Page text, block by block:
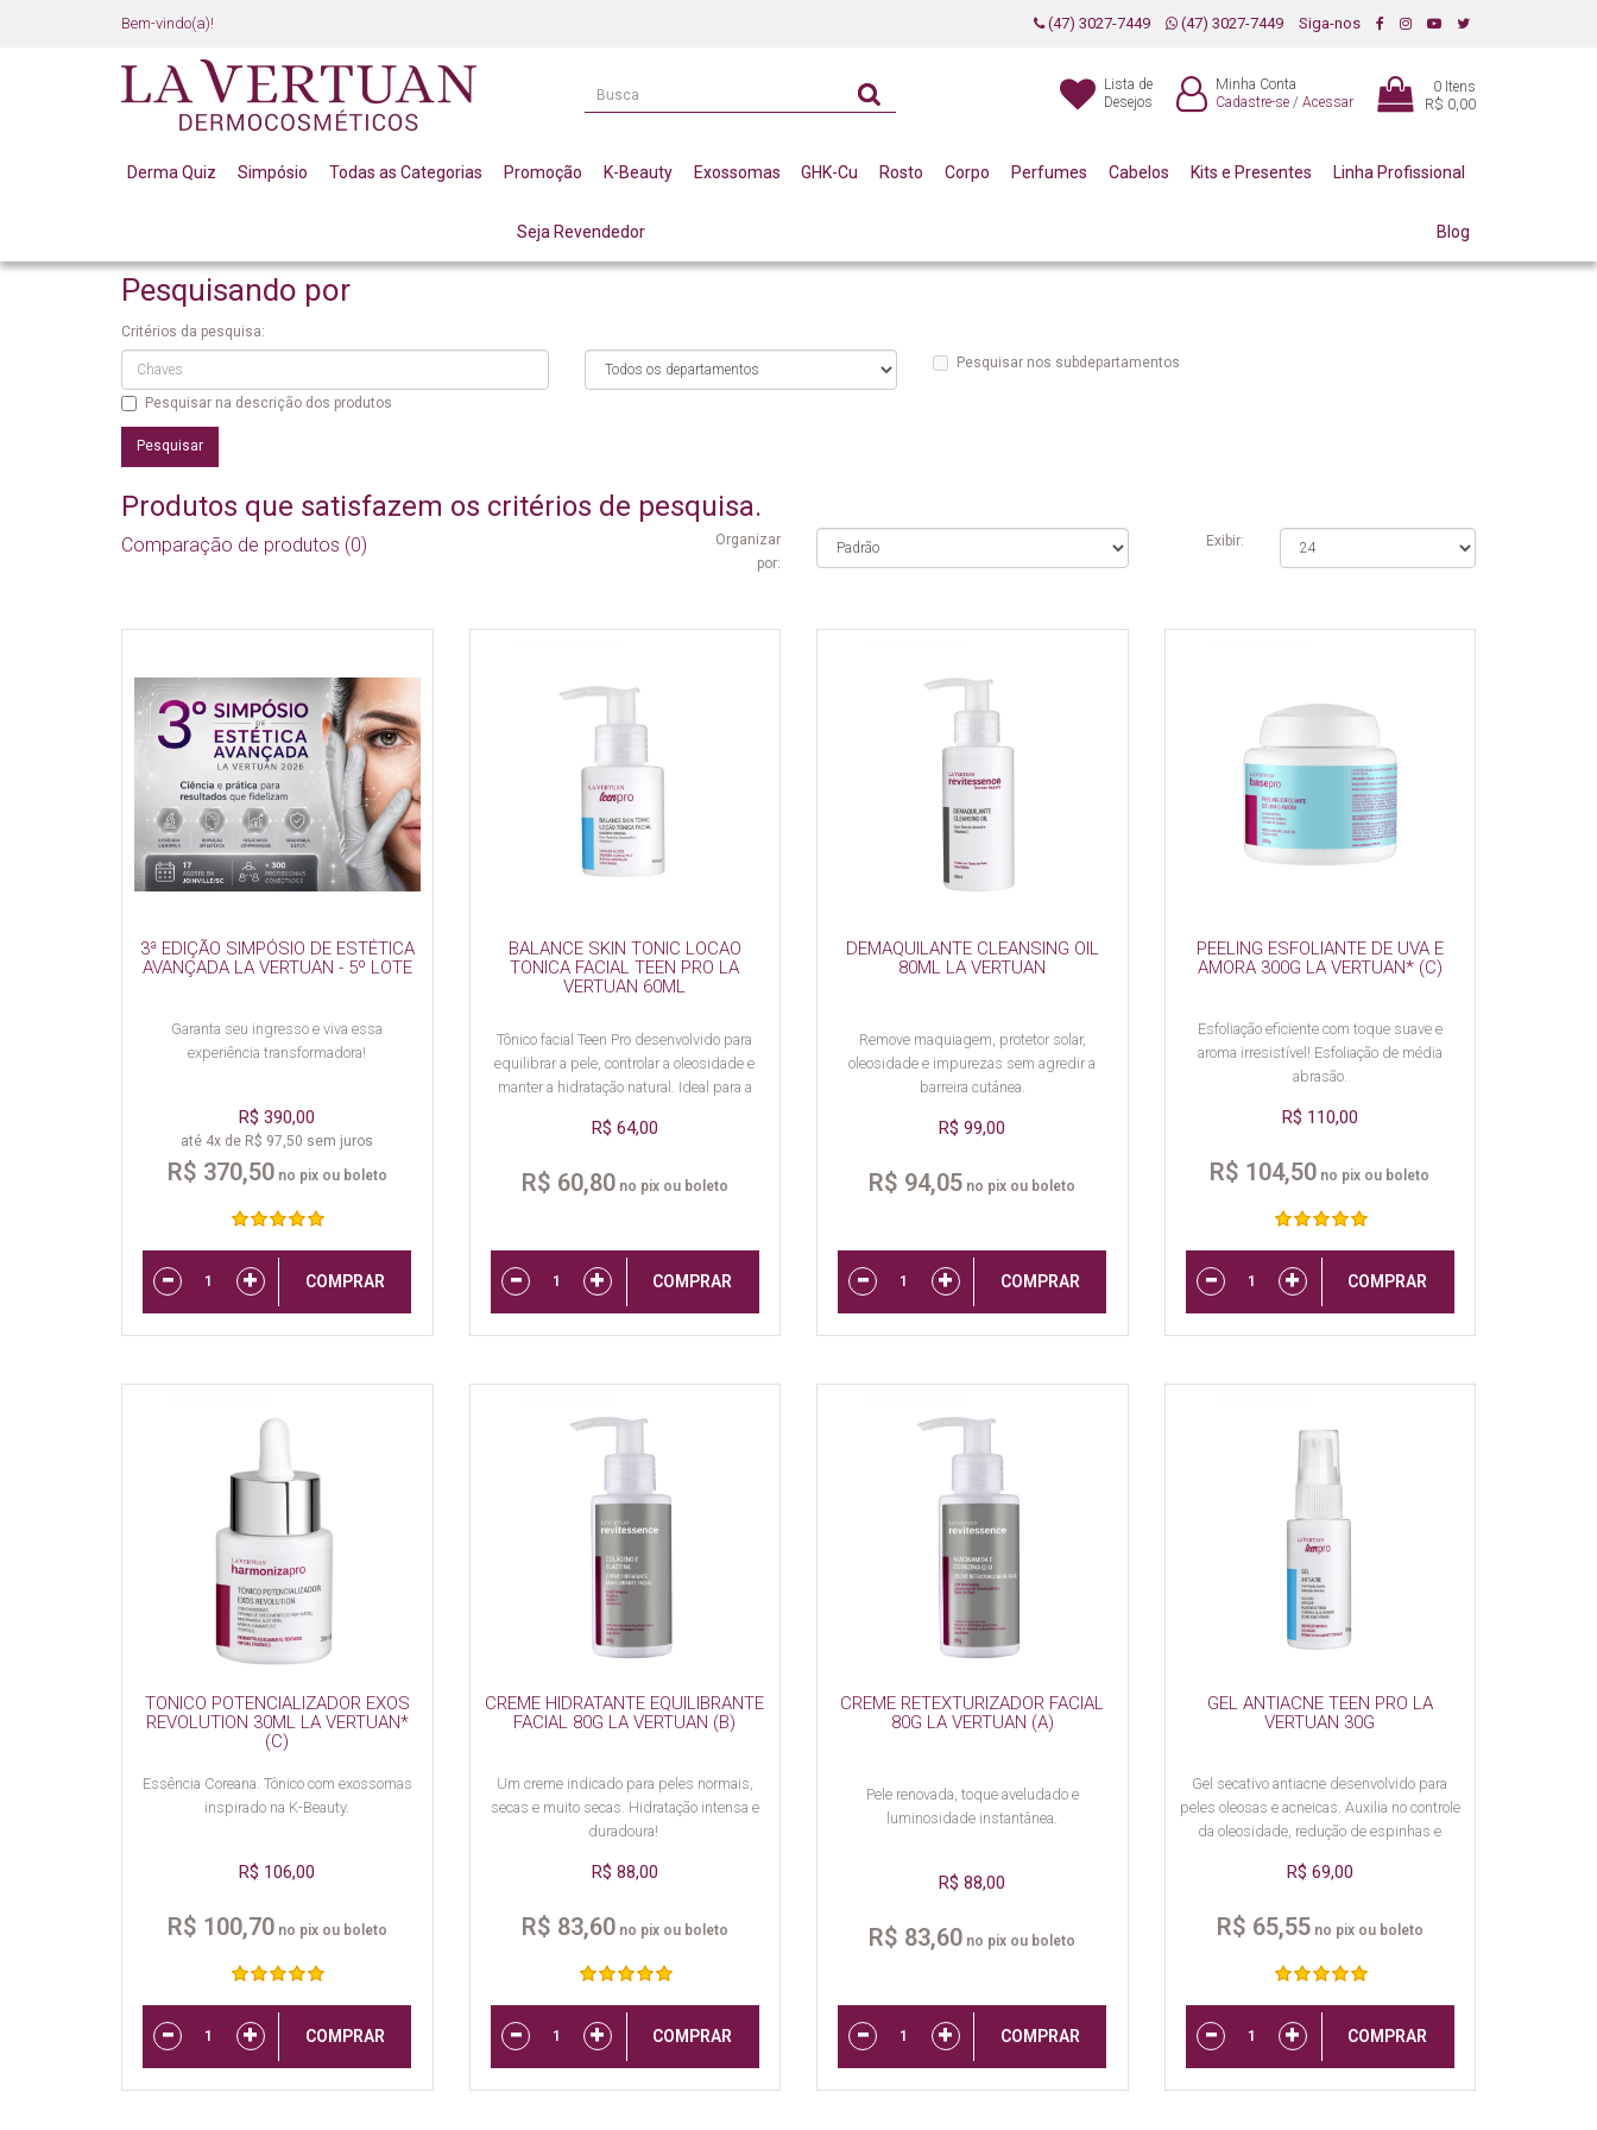
Bem-vindo(a)! (47) 3027-7449 (47) 3027-7449 Siga-nos
Lista de
Desejos
Minha Conta
Cadastre-se / Acessar
0 Itens
R$ 0,00
Derma Quiz Simpósio Todas as Categorias Promoção K-Beauty Exossomas GHK-Cu Rosto Corpo Perfumes Cabelos Kits e Presentes Linha Profissional
Seja Revendedor Blog
Pesquisando por
Critérios da pesquisa:
Pesquisar nos subdepartamentos
Pesquisar na descrição dos produtos
Produtos que satisfazem os critérios de pesquisa.
Comparação de produtos (0)
Organizar
por:
Exibir:
3ª EDIÇÃO SIMPÓSIO DE ESTÉTICA
AVANÇADA LA VERTUAN - 5º LOTE
Garanta seu ingresso e viva essa
experiência transformadora!
R$ 390,00
até 4x de R$ 97,50 sem juros
R$ 370,50no pix ou boleto
COMPRAR
BALANCE SKIN TONIC LOCAO
TONICA FACIAL TEEN PRO LA
VERTUAN 60ML
Tônico facial Teen Pro desenvolvido para
equilibrar a pele, controlar a oleosidade e
manter a hidratação natural. Ideal para a
R$ 64,00
R$ 60,80no pix ou boleto
COMPRAR
DEMAQUILANTE CLEANSING OIL
80ML LA VERTUAN
Remove maquiagem, protetor solar,
oleosidade e impurezas sem agredir a
barreira cutânea.
R$ 99,00
R$ 94,05 no pix ou boleto
COMPRAR
PEELING ESFOLIANTE DE UVA E
AMORA 300G LA VERTUAN* (C)
Esfoliação eficiente com toque suave e
aroma irresistível! Esfoliação de média
abrasão.
R$ 110,00
R$ 104,50 no pix ou boleto
COMPRAR
TONICO POTENCIALIZADOR EXOS
REVOLUTION 30ML LA VERTUAN*
(C)
Essência Coreana. Tônico com exossomas
inspirado na K-Beauty.
R$ 106,00
R$ 100,70no pix ou boleto
COMPRAR
CREME HIDRATANTE EQUILIBRANTE
FACIAL 80G LA VERTUAN (B)
Um creme indicado para peles normais,
secas e muito secas. Hidratação intensa e
duradoura!
R$ 88,00
R$ 83,60no pix ou boleto
COMPRAR
CREME RETEXTURIZADOR FACIAL
80G LA VERTUAN (A)
Pele renovada, toque aveludado e
luminosidade instantânea.
R$ 88,00
R$ 83,60 no pix ou boleto
COMPRAR
GEL ANTIACNE TEEN PRO LA
VERTUAN 30G
Gel secativo antiacne desenvolvido para
peles oleosas e acneicas. Auxilia no controle
da oleosidade, redução de espinhas e
R$ 69,00
R$ 65,55no pix ou boleto
COMPRAR